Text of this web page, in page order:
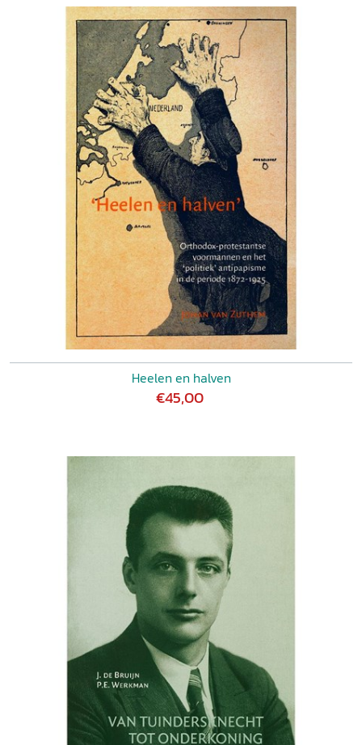
Heelen en halven
€45,00